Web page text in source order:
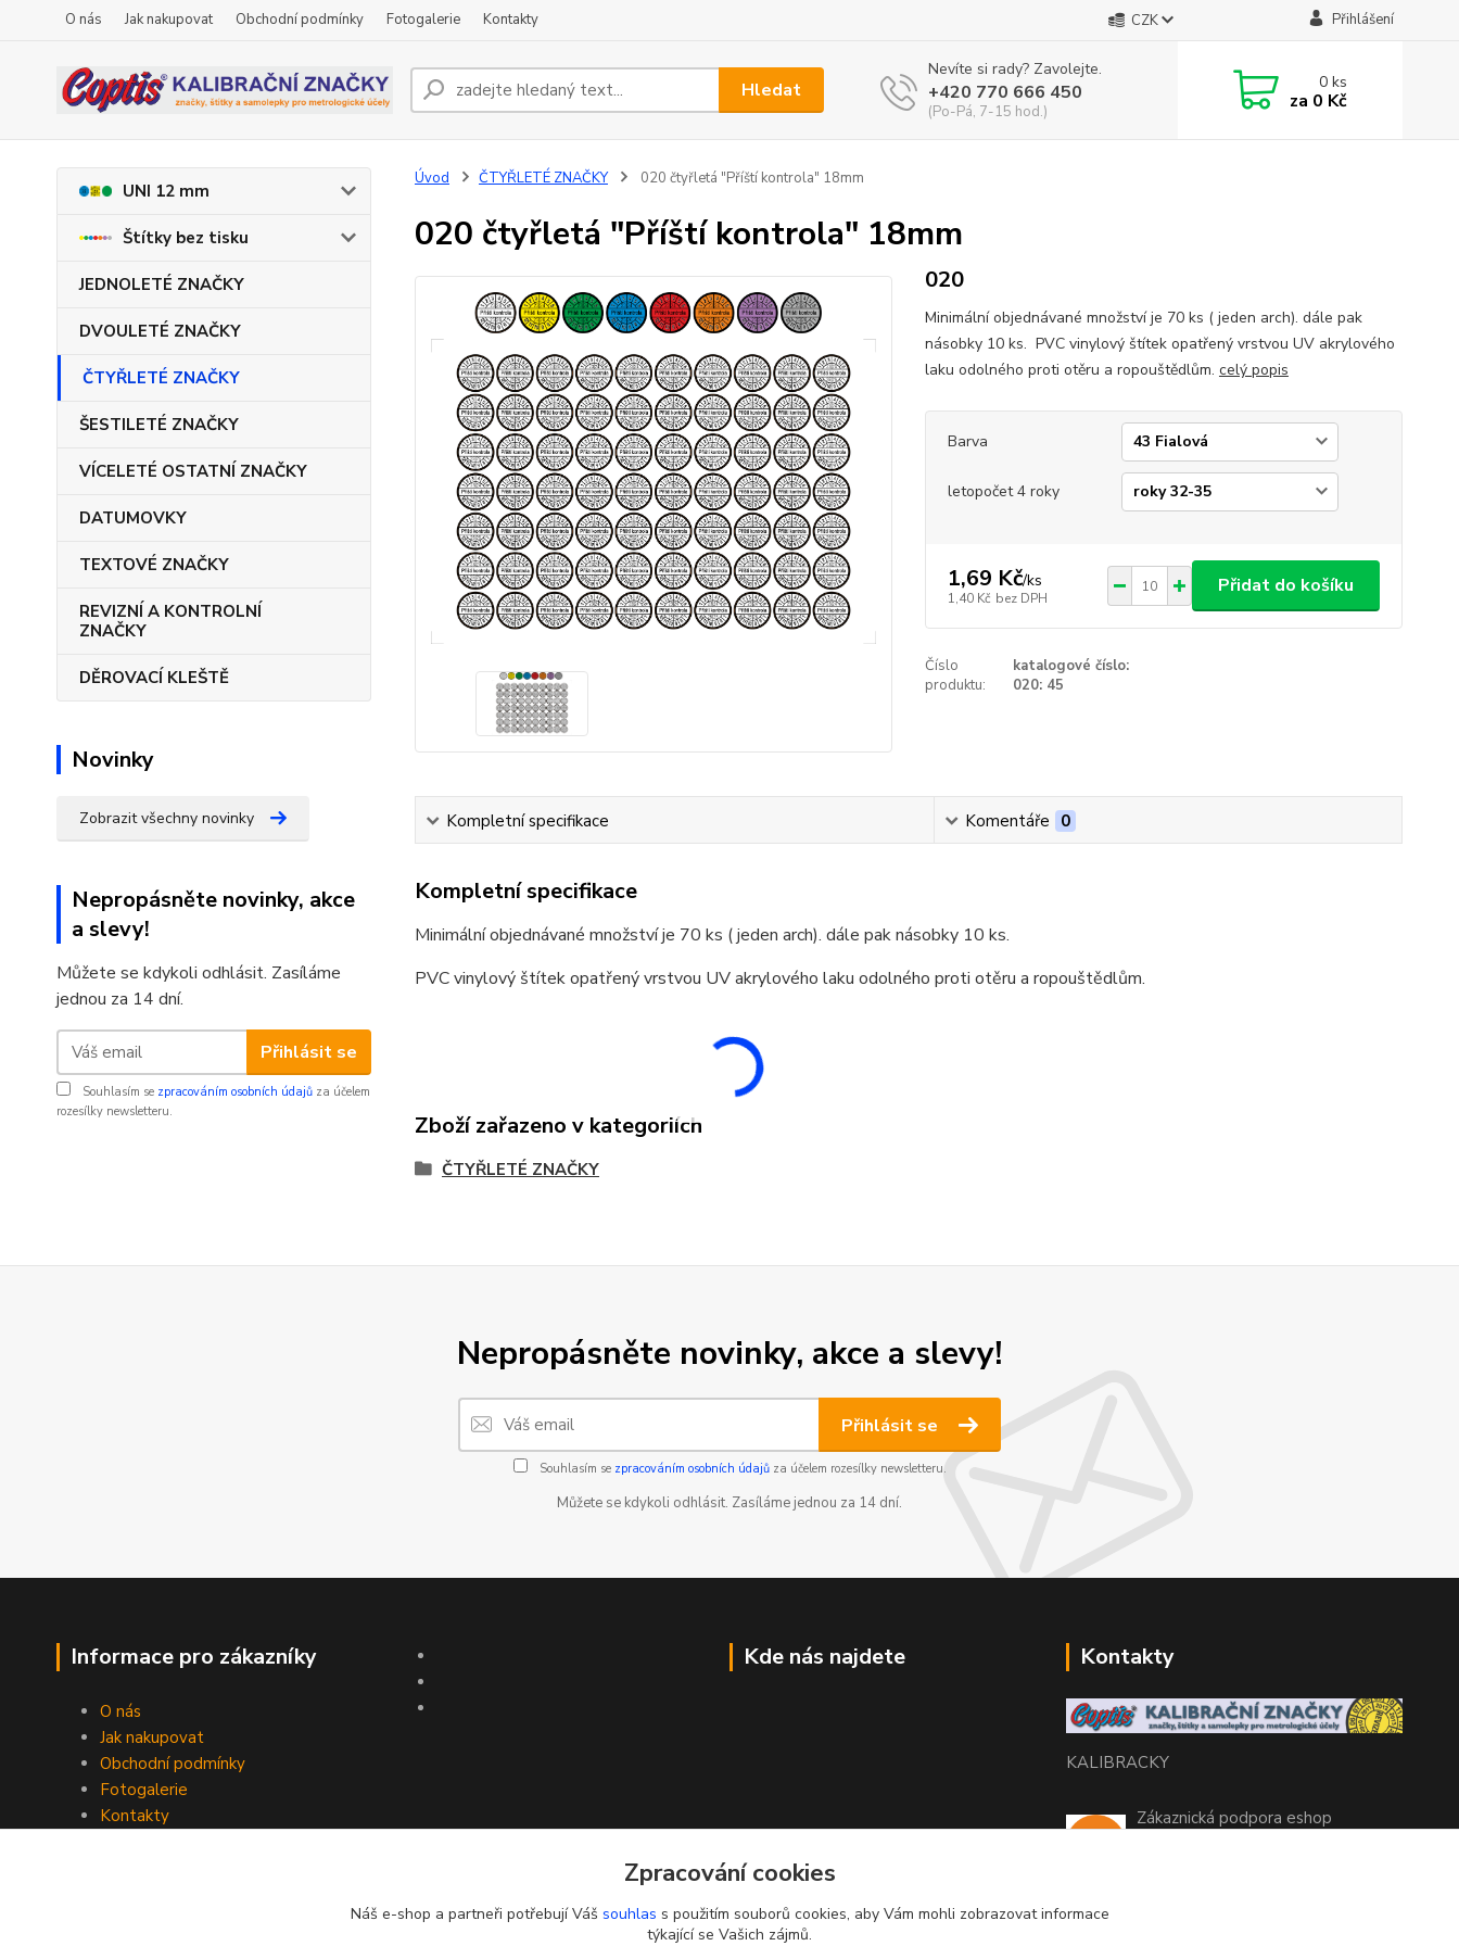
O nás Jak nakupovat Obchodní podmínky Fotogalerie Kontakty CZK Přihlášení
Hledat
Nevíte si rady? Zavolejte.
+420 770 666 450
(Po-Pá, 7-15 hod.)
0ks
za 0 Kč
UNI 12 mm
Štítky bez tisku
JEDNOLETÉ ZNAČKY
DVOULETÉ ZNAČKY
ČTYŘLETÉ ZNAČKY
ŠESTILETÉ ZNAČKY
VÍCELETÉ OSTATNÍ ZNAČKY
DATUMOVKY
TEXTOVÉ ZNAČKY
REVIZNÍ A KONTROLNÍ
ZNAČKY
DĚROVACÍ KLEŠTĚ
Novinky
Zobrazit všechny novinky
Nepropásněte novinky, akce
a slevy!
Můžete se kdykoli odhlásit. Zasíláme
jednou za 14 dní.
Přihlásit se
Souhlasím se zpracováním osobních údajů za účelem
rozesílky newsletteru.
Úvod ČTYŘLETÉ ZNAČKY 020 čtyřletá "Příští kontrola" 18mm
020 čtyřletá "Příští kontrola" 18mm
020
Minimální objednávané množství je 70 ks ( jeden arch). dále pak
násobky 10 ks. PVC vinylový štítek opatřený vrstvou UV akrylového
laku odolného proti otěru a ropouštědlům. celý popis
Barva
letopočet 4 roky
1,69 Kč/ks
1,40 Kč bez DPH
Přidat do košíku
Číslo
produktu:
katalogové číslo:
020: 45
Kompletní specifikace Komentáře 0
Kompletní specifikace
Minimální objednávané množství je 70 ks ( jeden arch). dále pak násobky 10 ks.
PVC vinylový štítek opatřený vrstvou UV akrylového laku odolného proti otěru a ropouštědlům.
Zboží zařazeno v kategoriích
ČTYŘLETÉ ZNAČKY
Nepropásněte novinky, akce a slevy!
Přihlásit se
Souhlasím se zpracováním osobních údajůza účelem rozesílky newsletteru.
Můžete se kdykoli odhlásit. Zasíláme jednou za 14 dní.
Informace pro zákazníky
O nás
Jak nakupovat
Obchodní podmínky
Fotogalerie
Kontakty
Kde nás najdete Kontakty
KALIBRACKY
Zákaznická podpora eshop
coptis@coptis.cz
Zpracování cookies
Náš e-shop a partneři potřebují Váš souhlas s použitím souborů cookies, aby Vám mohli zobrazovat informace
týkající se Vašich zájmů.